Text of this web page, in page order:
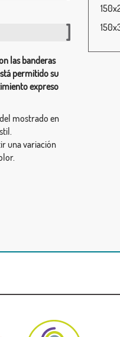
las banderas
permitido su
expreso
mostrado en
una variación